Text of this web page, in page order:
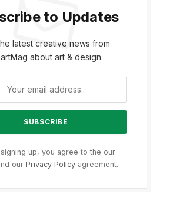
to Updates
latest creative news from
about art & design.
signing up, you agree to the our
our Privacy Policy agreement.